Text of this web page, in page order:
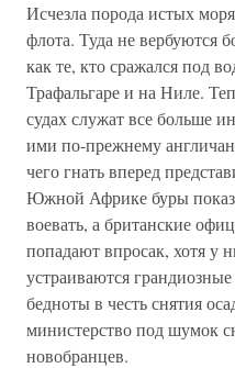
Исчезла порода истых
флота. Туда не вербуются
как те, кто сражался под
Трафальгаре и на Ниле.
судах служат все больше
ими по-прежнему
чего гнать вперед
Южной Африке буры
воевать, а британские
попадают впросак, хотя у
устраиваются
бедноты в честь снятия
министерство под шумок
новобранцев.